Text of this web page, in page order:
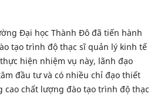
Đại học Thành Đô đã tiến hành
tạo trình độ thạc sĩ quản lý kinh tế
hiện nhiệm vụ này, lãnh đạo
đầu tư và có nhiều chỉ đạo thiết
cao chất lượng đào tạo trình độ thạc